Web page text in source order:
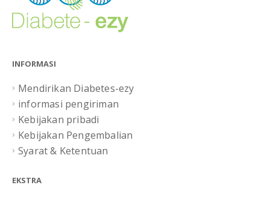
INFORMASI
Mendirikan Diabetes-ezy
informasi pengiriman
Kebijakan pribadi
Kebijakan Pengembalian
Syarat & Ketentuan
EKSTRA